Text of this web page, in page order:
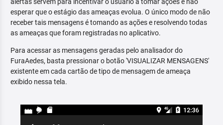
alertas servem para incentivar o usuário a tomar ações e não
esperar que o estágio das ameaças evolua. O único modo de não
receber tais mensagens é tomando as ações e resolvendo todas
as ameaças que foram registradas no aplicativo.
Para acessar as mensagens geradas pelo analisador do
FuraAedes, basta pressionar o botão 'VISUALIZAR MENSAGENS'
existente em cada cartão de tipo de mensagem de ameaça
exibido nessa tela.